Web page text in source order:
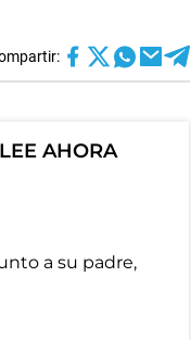
AHORA